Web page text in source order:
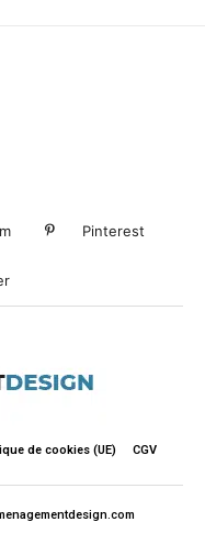
Pinterest
de cookies (UE) CGV